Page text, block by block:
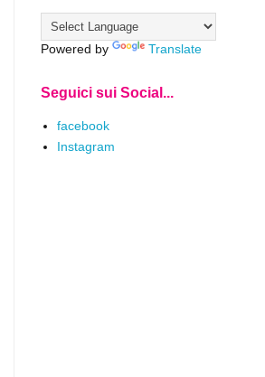
Powered by Translate
Seguici sui Social...
facebook
Instagram